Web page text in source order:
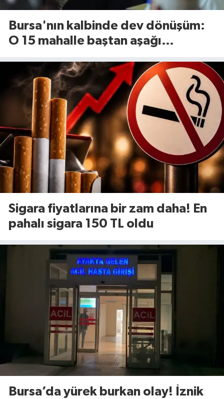
Bursa'nın kalbinde dev dönüşüm:
O 15 mahalle baştan aşağı
Sigara fiyatlarına bir zam daha! En
pahalı sigara 150 TL oldu
Bursa’da yürek burkan olay! İznik